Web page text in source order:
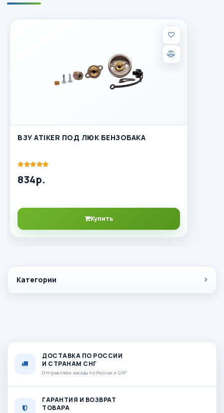
Категории
ВЗУ ATIKER ПОД ЛЮК БЕНЗОБАКА
834р.
Купить
ДОСТАВКА ПО РОССИИ
И СТРАНАМ СНГ
Отправляем заказы по России и СНГ
ГАРАНТИЯ И ВОЗВРАТ
ТОВАРА